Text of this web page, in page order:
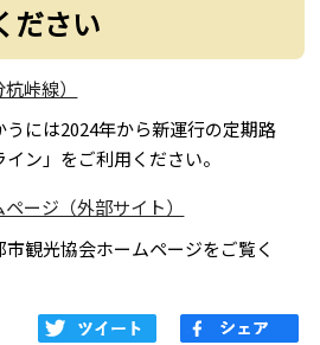
ださい
峠線）
には2024年から新運行の定期路
ン」をご利用ください。
ージ（外部サイト）
観光協会ホームページをご覧く